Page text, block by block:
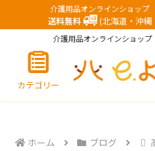
介護用品オンラインショップ
送料無料
(北海道・沖縄
介護用品オンラインショッ
カテゴリー
ホーム ブログ